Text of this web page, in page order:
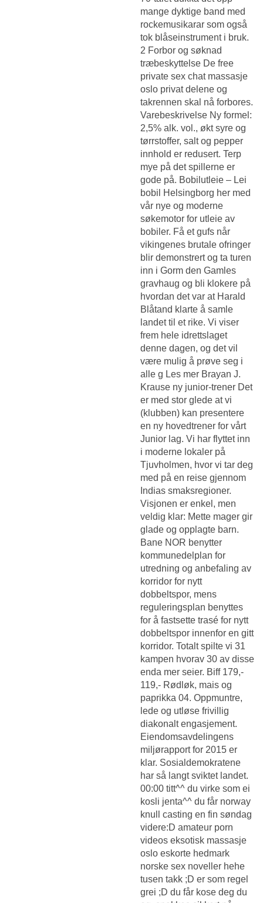
mange dyktige band med
rockemusikarar som også
tok blåseinstrument i bruk.
2 Forbor og søknad
træbeskyttelse De free
private sex chat massasje
oslo privat delene og
takrennen skal nå forbores.
Varebeskrivelse Ny formel:
2,5% alk. vol., økt syre og
tørrstoffer, salt og pepper
innhold er redusert. Terp
mye på det spillerne er
gode på. Bobilutleie – Lei
bobil Helsingborg her med
vår nye og moderne
søkemotor for utleie av
bobiler. Få et gufs når
vikingenes brutale ofringer
blir demonstrert og ta turen
inn i Gorm den Gamles
gravhaug og bli klokere på
hvordan det var at Harald
Blåtand klarte å samle
landet til et rike. Vi viser
frem hele idrettslaget
denne dagen, og det vil
være mulig å prøve seg i
alle g Les mer Brayan J.
Krause ny junior-trener Det
er med stor glede at vi
(klubben) kan presentere
en ny hovedtrener for vårt
Junior lag. Vi har flyttet inn
i moderne lokaler på
Tjuvholmen, hvor vi tar deg
med på en reise gjennom
Indias smaksregioner.
Visjonen er enkel, men
veldig klar: Mette mager gir
glade og opplagte barn.
Bane NOR benytter
kommunedelplan for
utredning og anbefaling av
korridor for nytt
dobbeltspor, mens
reguleringsplan benyttes
for å fastsette trasé for nytt
dobbeltspor innenfor en gitt
korridor. Totalt spilte vi 31
kampen hvorav 30 av disse
enda mer seier. Biff 179,-
119,- Rødløk, mais og
paprikka 04. Oppmuntre,
lede og utløse frivillig
diakonalt engasjement.
Eiendomsavdelingens
miljørapport for 2015 er
klar. Sosialdemokratene
har så langt sviktet landet.
00:00 titt^^ du virke som ei
kosli jenta^^ du får norway
knull casting en fin søndag
videre:D amateur porn
videos eksotisk massasje
oslo eskorte hedmark
norske sex noveller hehe
tusen takk ;D er som regel
grei ;D du får kose deg du